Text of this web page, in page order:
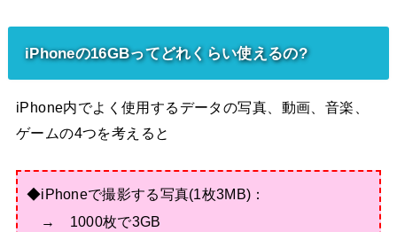
iPhoneの16GBってどれくらい使えるの?
iPhone内でよく使用するデータの写真、動画、音楽、
ゲームの4つを考えると
◆iPhoneで撮影する写真(1枚3MB)：
→ 1000枚で3GB